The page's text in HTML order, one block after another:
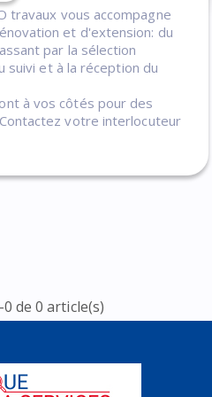
travaux vous accompagne
et d'extension: du
par la sélection
suivi et à la réception du
à vos côtés pour des
votre interlocuteur
de 0 article(s)